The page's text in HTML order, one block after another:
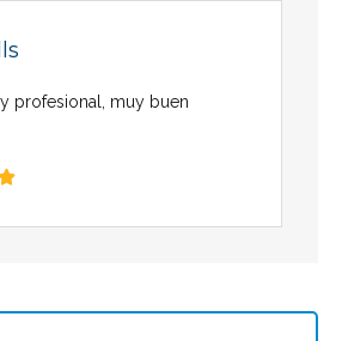
profesional, muy buen